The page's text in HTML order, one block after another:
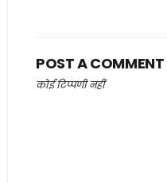
POST A COMMENT
कोई टिप्पणी नहीं